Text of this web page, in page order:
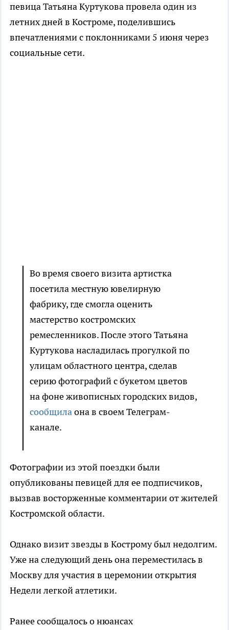
певица Татьяна Куртукова провела один из
летних дней в Костроме, поделившись
впечатлениями с поклонниками 5 июня через
социальные сети.
Во время своего визита артистка
посетила местную ювелирную
фабрику, где смогла оценить
мастерство костромских
ремесленников. После этого Татьяна
Куртукова насладилась прогулкой по
улицам областного центра, сделав
серию фотографий с букетом цветов
на фоне живописных городских видов,
сообщилаона в своем Телеграм-
канале.
Фотографии из этой поездки были
опубликованы певицей для ее подписчиков,
вызвав восторженные комментарии от жителей
Костромской области.
Однако визит звезды в Кострому был недолгим.
Уже на следующий день она переместилась в
Москву для участия в церемонии открытия
Недели легкой атлетики.
Ранее сообщалось о нюансах